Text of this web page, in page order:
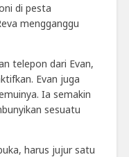
di pesta
mengganggu
telepon dari Evan,
Evan juga
Ia semakin
sesuatu
harus jujur satu